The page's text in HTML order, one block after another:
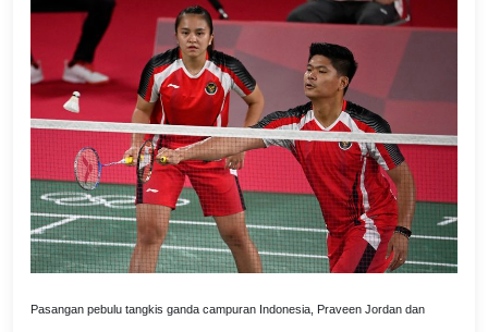
Pasangan pebulu tangkis ganda campuran Indonesia, Praveen Jordan dan